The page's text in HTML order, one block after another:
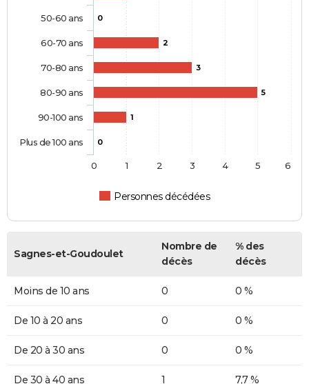
0
2
3
5
1
0
Personnes décédées
50-60 ans
60-70 ans
70-80 ans
80-90 ans
90-100 ans
Plus de 100 ans
0 1 2 3 4 5 6
Sagnes-et-Goudoulet
Nombre de
décès
% des
décès
Moins de 10 ans 0 0 %
De 10 à 20 ans 0 0 %
De 20 à 30 ans 0 0 %
De 30 à 40 ans 1 7,7 %